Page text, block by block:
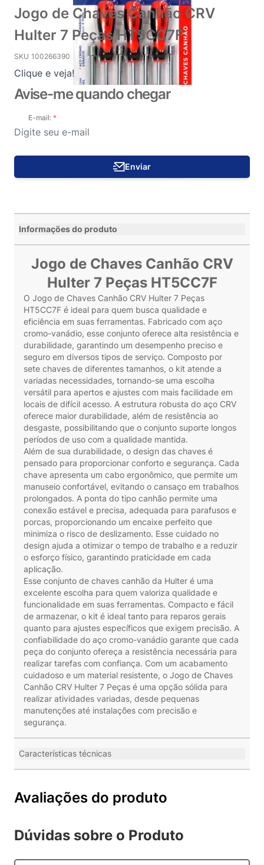
Jogo de Chaves Canhão CRV
Hulter 7 Peças HT5CC7F
SKU 100266390
Clique e veja!
Avise-me quando chegar
E-mail:
Enviar
Informações do produto
Jogo de Chaves Canhão CRV
Hulter 7 Peças HT5CC7F
O Jogo de Chaves Canhão CRV Hulter 7 Peças
HT5CC7F é ideal para quem busca qualidade e
eficiência em suas ferramentas. Fabricado com aço
cromo-vanádio, esse conjunto oferece alta resistência e
durabilidade, garantindo um desempenho preciso e
seguro em diversos tipos de serviço. Composto por
sete chaves de diferentes tamanhos, o kit atende a
variadas necessidades, tornando-se uma escolha
versátil para apertos e ajustes com mais facilidade em
locais de difícil acesso. A estrutura robusta do aço CRV
oferece maior durabilidade, além de resistência ao
desgaste, possibilitando que o conjunto suporte longos
períodos de uso com a qualidade mantida.
Além de sua durabilidade, o design das chaves é
pensado para proporcionar conforto e segurança. Cada
chave apresenta um cabo ergonômico, que permite um
manuseio confortável, evitando o cansaço em trabalhos
prolongados. A ponta do tipo canhão permite uma
conexão estável e precisa, adequada para parafusos e
porcas, proporcionando um encaixe perfeito que
minimiza o risco de deslizamento. Esse cuidado no
design ajuda a otimizar o tempo de trabalho e a reduzir
o esforço físico, garantindo praticidade em cada
aplicação.
Esse conjunto de chaves canhão da Hulter é uma
excelente escolha para quem valoriza qualidade e
funcionalidade em suas ferramentas. Compacto e fácil
de armazenar, o kit é ideal tanto para reparos gerais
quanto para ajustes específicos que exigem precisão. A
confiabilidade do aço cromo-vanádio garante que cada
peça do conjunto ofereça a resistência necessária para
realizar tarefas com confiança. Com um acabamento
cuidadoso e um material resistente, o Jogo de Chaves
Canhão CRV Hulter 7 Peças é uma opção sólida para
realizar atividades variadas, desde pequenas
manutenções até instalações com precisão e
segurança.
Características técnicas
Avaliações do produto
Dúvidas sobre o Produto